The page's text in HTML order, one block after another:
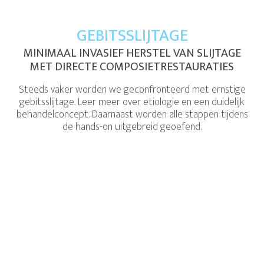
GEBITSSLIJTAGE
MINIMAAL INVASIEF HERSTEL VAN SLIJTAGE
MET DIRECTE COMPOSIETRESTAURATIES
Steeds vaker worden we geconfronteerd met ernstige
gebitsslijtage. Leer meer over etiologie en een duidelijk
behandelconcept. Daarnaast worden alle stappen tijdens
de hands-on uitgebreid geoefend.